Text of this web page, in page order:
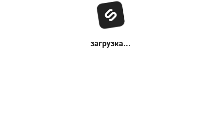
загрузка...